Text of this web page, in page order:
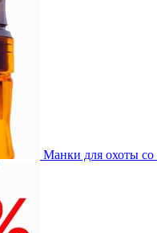
Манки для охоты со